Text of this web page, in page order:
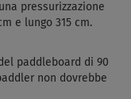
pressurizzazione
e lungo 315 cm.
paddleboard di 90
non dovrebbe